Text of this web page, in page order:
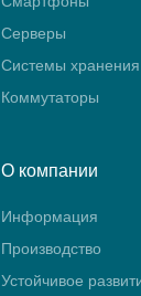
Серверы
Системы
Коммутаторы
О компании
Информация
Производство
Устойчивое